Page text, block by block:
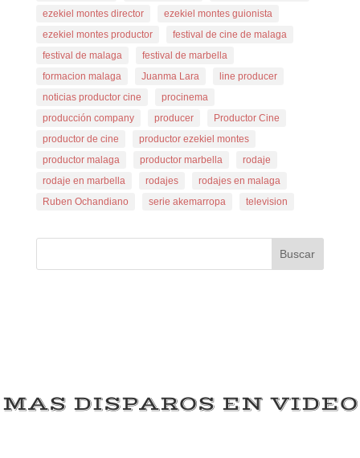
ezekiel montes director
ezekiel montes guionista
ezekiel montes productor
festival de cine de malaga
festival de malaga
festival de marbella
formacion malaga
Juanma Lara
line producer
noticias productor cine
procinema
producción company
producer
Productor Cine
productor de cine
productor ezekiel montes
productor malaga
productor marbella
rodaje
rodaje en marbella
rodajes
rodajes en malaga
Ruben Ochandiano
serie akemarropa television
Buscar
MAS DISPAROS EN VIDEO